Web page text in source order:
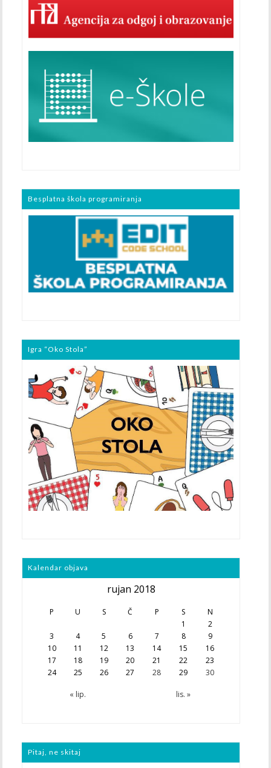
Besplatna škola programiranja
Igra “Oko Stola”
Kalendar objava
rujan 2018
P U S Č P S N
« lip. lis. »
1
2
3
4 5 6 7 8
9
10
11 12 13 14 15
16
17
18 19 20 21 22
23
24
25 26 27 28 29 30
Pitaj, ne skitaj